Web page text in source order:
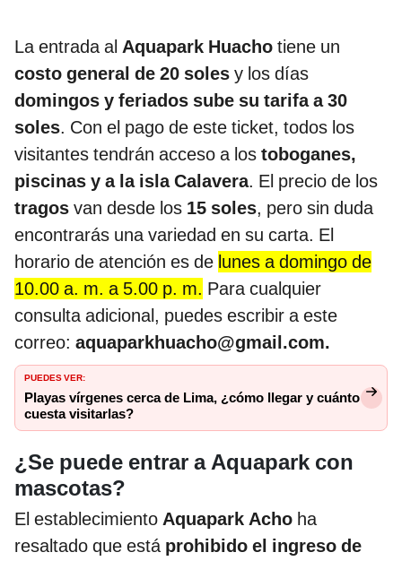
La entrada al Aquapark Huacho tiene un
costo general de 20 soles y los días
domingos y feriados sube su tarifa a 30
soles. Con el pago de este ticket, todos los
visitantes tendrán acceso a los toboganes,
piscinas y a la isla Calavera. El precio de los
tragos van desde los 15 soles, pero sin duda
encontrarás una variedad en su carta. El
horario de atención es de lunes a domingo de
10.00 a. m. a 5.00 p. m. Para cualquier
consulta adicional, puedes escribir a este
correo: aquaparkhuacho@gmail.com.
PUEDES VER:
Playas vírgenes cerca de Lima, ¿cómo llegar y cuánto
cuesta visitarlas?
¿Se puede entrar a Aquapark con
mascotas?
El establecimiento Aquapark Acho ha
resaltado que está prohibido el ingreso de